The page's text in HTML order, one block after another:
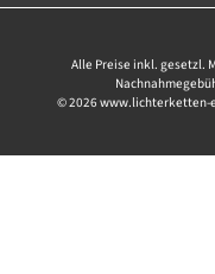
Alle Preise inkl. gesetzl.
© 2026 www.lichterketten-